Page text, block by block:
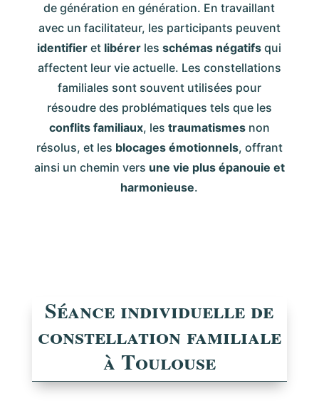
de génération en génération. En travaillant
avec un facilitateur, les participants peuvent
identifier et libérer lesschémas négatifs qui
affectent leur vie actuelle. Les constellations
familiales sont souvent utilisées pour
résoudre des problématiques tels que les
conflits familiaux, les traumatismesnon
résolus, et les blocages émotionnels, offrant
ainsi un chemin vers une vie plus épanouie et
harmonieuse.
Séance individuelle de
constellation familiale
à Toulouse